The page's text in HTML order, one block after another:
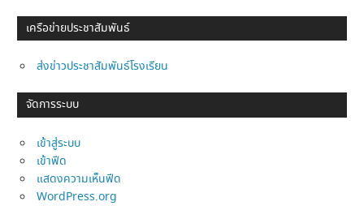
เครือข่ายประชาสัมพันธ์
ส่งข่าวประชาสัมพันธ์โรงเรียน
จัดการระบบ
เข้าสู่ระบบ
เข้าฟีด
แสดงความเห็นฟีด
WordPress.org